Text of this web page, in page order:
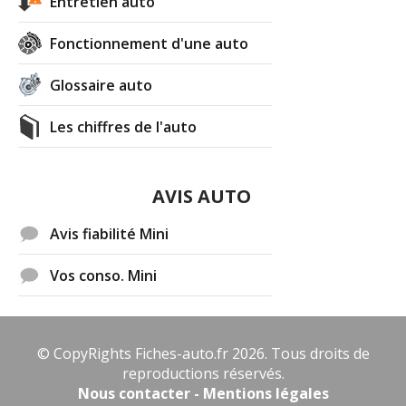
désigner qu'une voiture rouge (et pas n'importe
lequel !).
Pour terminer : une "humeur" (mais modérée !)
En introduction, j'ai tenu à remarquer votre
lucidité (malgré votre passion pour l'objet) vis à
vis du "phénomène" voiture. J'aimerais
développer, pour expliquer pourquoi cette lucidité
côté je suis dans la soixantaine (et bien plus
rugissante que les quarantièmes ! Est-ce que ça
me donne un avantage point de vue sagesse ? Et
tenez... suggestion de sujet pour le site... est-il vrai
que la sagesse au volant arrive à 42 ans ?).
écartera radicalement de la passion "voiture" car à
l'évidence vous êtes de l'infime minorité capable
("en capacité de"... c'est plus - stupidement -
Fonctionnement d'une auto
Glossaire auto
Les chiffres de l'auto
AVIS AUTO
Avis fiabilité Mini
Vos conso. Mini
© CopyRights Fiches-auto.fr 2026. Tous droits de
reproductions réservés.
Nous contacter - Mentions légales